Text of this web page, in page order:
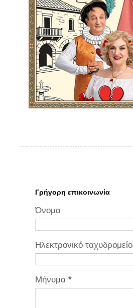
Γρήγορη επικοινωνία
Όνομα
Ηλεκτρονικό ταχυδρομείο
Μήνυμα *